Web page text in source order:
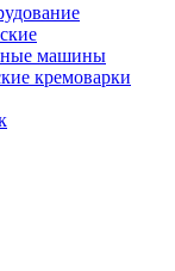
машины
кремоварки